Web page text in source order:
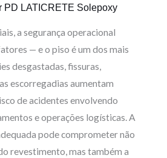
PD LATICRETE Solepoxy
a segurança operacional
— e o piso é um dos mais
desgastadas, fissuras,
escorregadias aumentam
de acidentes envolvendo
e operações logísticas. A
pode comprometer não
revestimento, mas também a